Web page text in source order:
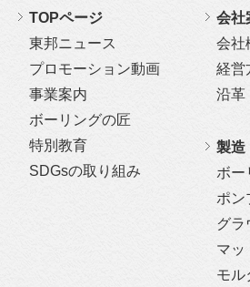
TOPページ
東邦ニュース
プロモーション動画
事業案内
ボーリングの匠
特別教育
SDGsの取り組み
会社
会社
経営
沿革
製造
ボー
ポン
グラ
マッ
モル